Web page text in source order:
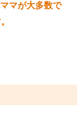
マが大多数で